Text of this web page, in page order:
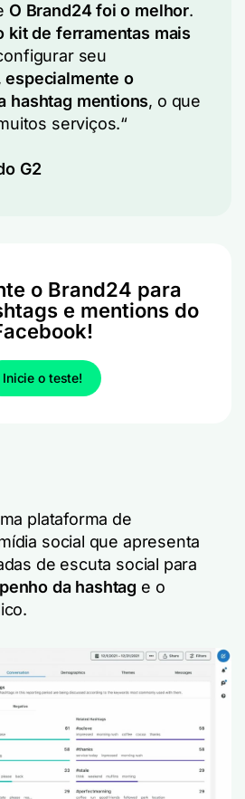
O Brand24 foi o melhor.
kit de ferramentas mais
seu
especialmente o
hashtag mentions, o que
serviços.“
G2
o Brand24 para
e mentions do
Inicie o teste!
plataforma de
social que apresenta
de escuta social para
da hashtag e o